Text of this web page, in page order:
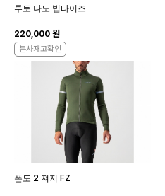
투토 나노 빕타이즈
220,000 원
본사재고확인
폰도 2 져지 FZ